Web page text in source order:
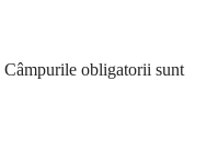
Câmpurile obligatorii sunt